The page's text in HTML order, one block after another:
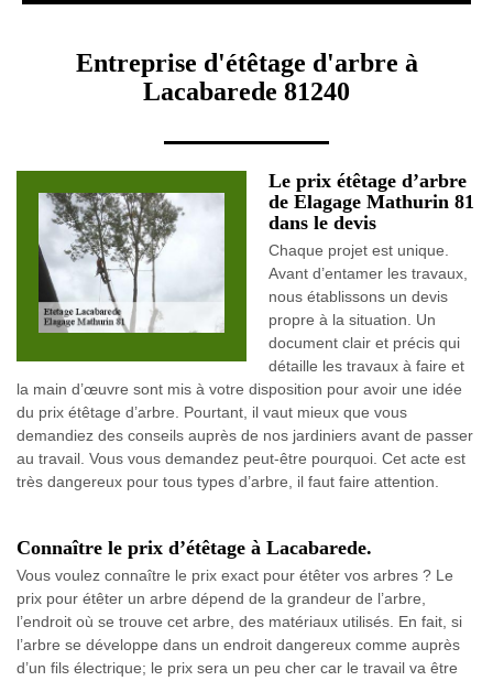
Entreprise d'étêtage d'arbre à
Lacabarede 81240
Le prix étêtage d’arbre
de Elagage Mathurin 81
dans le devis
Chaque projet est unique.
Avant d’entamer les travaux,
nous établissons un devis
propre à la situation. Un
document clair et précis qui
détaille les travaux à faire et
la main d’œuvre sont mis à votre disposition pour avoir une idée
du prix étêtage d’arbre. Pourtant, il vaut mieux que vous
demandiez des conseils auprès de nos jardiniers avant de passer
au travail. Vous vous demandez peut-être pourquoi. Cet acte est
très dangereux pour tous types d’arbre, il faut faire attention.
Connaître le prix d’étêtage à Lacabarede.
Vous voulez connaître le prix exact pour étêter vos arbres ? Le
prix pour étêter un arbre dépend de la grandeur de l’arbre,
l’endroit où se trouve cet arbre, des matériaux utilisés. En fait, si
l’arbre se développe dans un endroit dangereux comme auprès
d’un fils électrique; le prix sera un peu cher car le travail va être